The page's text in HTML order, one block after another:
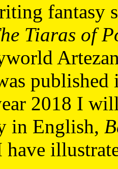
fantasy
Tiaras of
published
2018 I
in English,
have